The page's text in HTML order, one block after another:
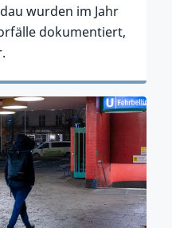
wurden im Jahr
dokumentiert,